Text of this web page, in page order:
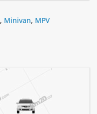
, Minivan, MPV